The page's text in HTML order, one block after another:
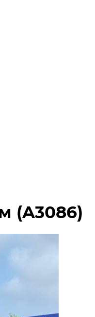
(A3086)